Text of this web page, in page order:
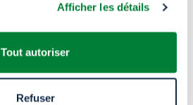
Afficher les détails
Tout autoriser
Refuser